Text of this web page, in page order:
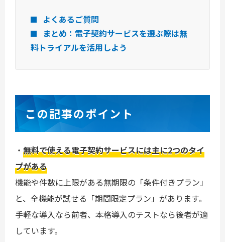
よくあるご質問
まとめ：電子契約サービスを選ぶ際は無
料トライアルを活用しよう
この記事のポイント
・ 無料で使える電子契約サービスには主に2つのタイ
プがある
機能や件数に上限がある無期限の「条件付きプラン」
と、全機能が試せる「期間限定プラン」があります。
手軽な導入なら前者、本格導入のテストなら後者が適
しています。